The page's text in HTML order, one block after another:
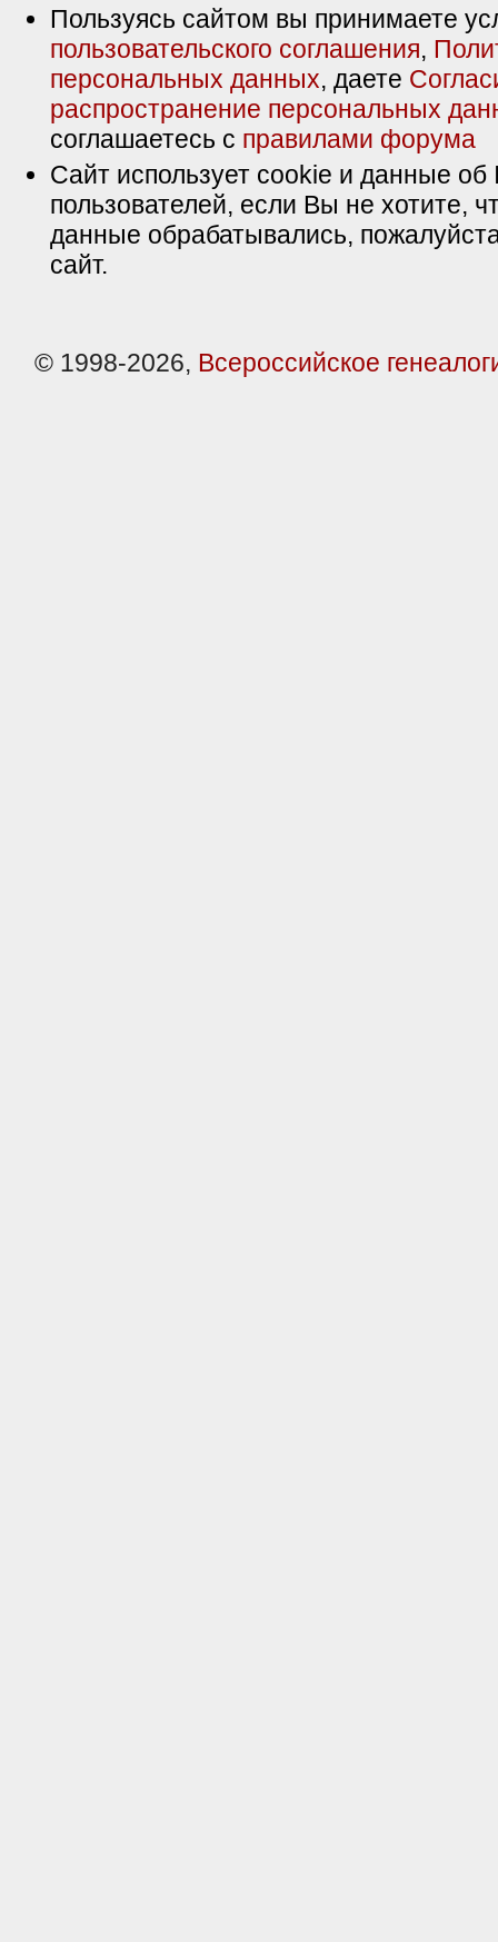
Пользуясь сайтом вы принимаете
пользовательского соглашения,
персональных данных, даете
распространение персональных
соглашаетесь с правилами форума
Сайт использует cookie и данные об
пользователей, если Вы не хотите,
данные обрабатывались,
сайт.
© 1998-2026, Всероссийское